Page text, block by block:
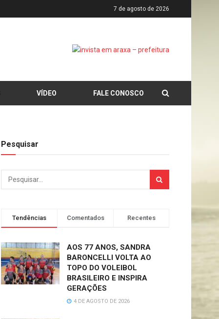
7 de agosto de 2026
VÍDEO FALE CONOSCO
Pesquisar
Tendências Comentados Recentes
AOS 77 ANOS, SANDRA
BARONCELLI VOLTA AO
TOPO DO VOLEIBOL
BRASILEIRO E INSPIRA
GERAÇÕES
4 DE AGOSTO DE 2026